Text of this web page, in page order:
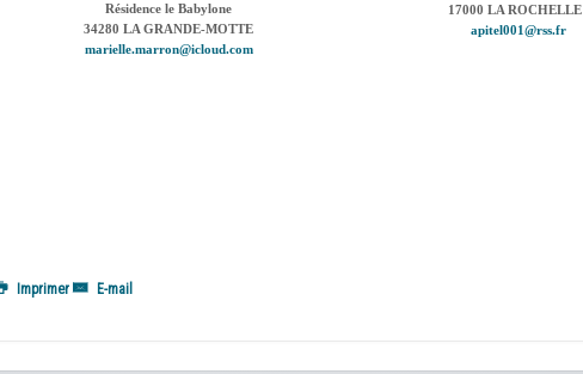
Résidence le Babylone
34280 LA GRANDE-MOTTE
marielle.marron@icloud.com
17000 LA ROCHELLE
apitel001@rss.fr
Imprimer E-mail